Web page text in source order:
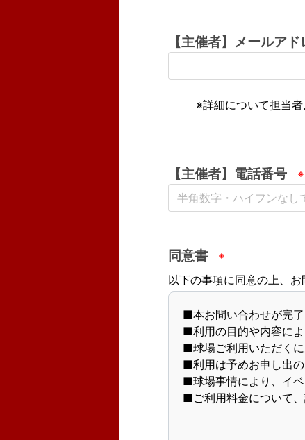
【主催者】メールアド
【主催者】電話番号
同意書
以下の事項に同意の上、お
■本お問い合わせが完了
■利用の目的や内容によ
■球場ご利用いただくに
■利用は予めお申し出
■球場事情により、イ
■ご利用料金について、